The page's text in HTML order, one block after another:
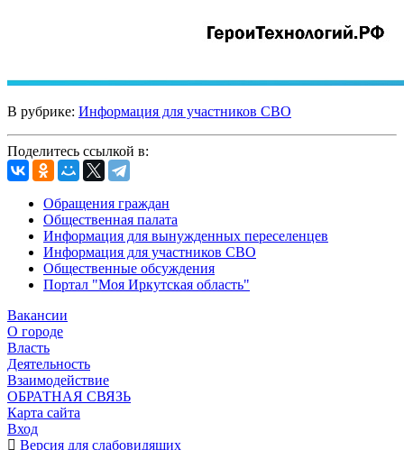
В рубрике: Информация для участников СВО
Поделитесь ссылкой в:
Обращения граждан
Общественная палата
Информация для вынужденных переселенцев
Информация для участников СВО
Общественные обсуждения
Портал "Моя Иркутская область"
Вакансии
О городе
Власть
Деятельность
Взаимодействие
ОБРАТНАЯ СВЯЗЬ
Карта сайта
Вход
Версия для слабовидящих